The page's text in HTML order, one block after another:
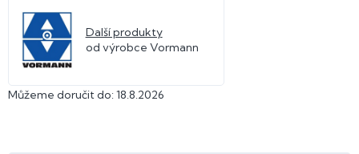
Můžeme doručit do: 18.8.2026
Další produkty
od výrobce Vormann